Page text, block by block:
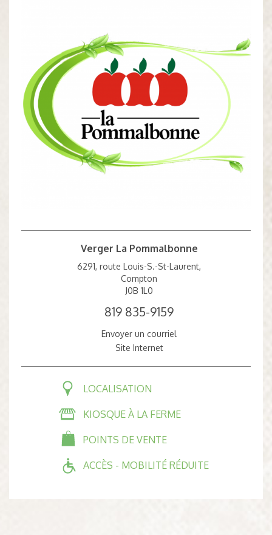
Verger La Pommalbonne
6291, route Louis-S.-St-Laurent,
Compton
J0B 1L0
819 835-9159
Envoyer un courriel
Site Internet
LOCALISATION
KIOSQUE À LA FERME
POINTS DE VENTE
ACCÈS - MOBILITÉ RÉDUITE